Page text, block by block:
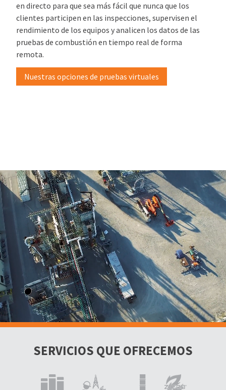
en directo para que sea más fácil que nunca que los
clientes participen en las inspecciones, supervisen el
rendimiento de los equipos y analicen los datos de las
pruebas de combustión en tiempo real de forma
remota.
Nuestras opciones de pruebas virtuales
SERVICIOS QUE OFRECEMOS